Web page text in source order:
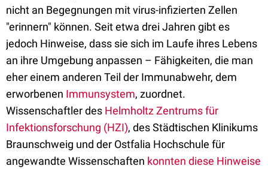
nicht an Begegnungen mit virus-infizierten Zellen
"erinnern" können. Seit etwa drei Jahren gibt es
jedoch Hinweise, dass sie sich im Laufe ihres Lebens
an ihre Umgebung anpassen – Fähigkeiten, die man
eher einem anderen Teil der Immunabwehr, dem
erworbenen Immunsystem, zuordnet.
Wissenschaftler des Helmholtz Zentrums für
Infektionsforschung (HZI), des Städtischen Klinikums
Braunschweig und der Ostfalia Hochschule für
angewandte Wissenschaften konnten diese Hinweise